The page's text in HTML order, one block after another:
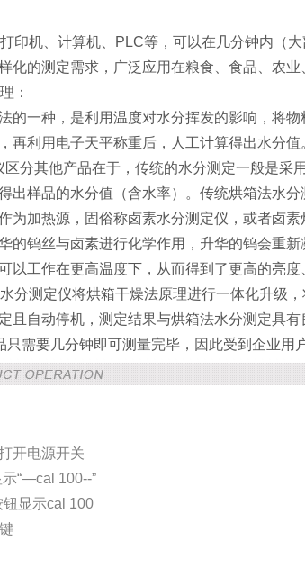
印机、计算机、PLC等，可以在几分钟内（
化的测定需求，广泛应用在粮食、食品、农
：
一种，是利用温度对水分挥发的影响，将
再利用电子天平称重后，人工计算得出水分值
分其他产品在于，传统的水分测定一般是
出样品的水分值（含水率）。传统烘箱法水
加热源，固俗称卤素水分测定仪，或者卤
的钨丝与卤素进行化学作用，升华的钨会重
以工作在更高温度下，从而得到了更高的亮度
分测定仪将烘箱干燥法原理进行一体化升级
且自动停机，测定结果与烘箱法水分测定具
只需要几分钟即可测量完毕，因此受到企业用
开电源开关
“—cal 100--”
显示cal 100